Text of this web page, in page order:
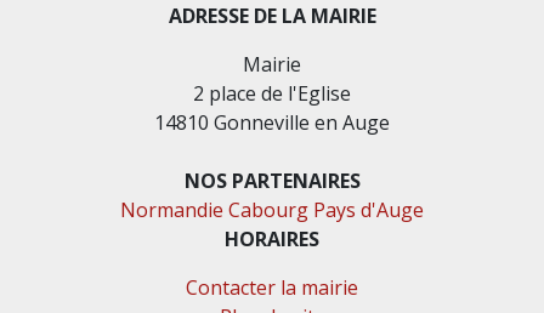
ADRESSE DE LA MAIRIE
Mairie
2 place de l'Eglise
14810 Gonneville en Auge
NOS PARTENAIRES
Normandie Cabourg Pays d'Auge
HORAIRES
Contacter la mairie